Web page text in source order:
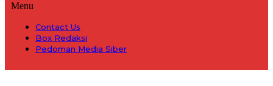
Menu
Contact Us
Box Redaksi
Pedoman Media Siber